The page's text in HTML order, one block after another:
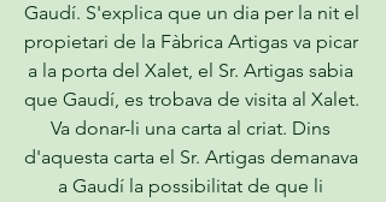
Gaudí. S'explica que un dia per la nit el
propietari de la Fàbrica Artigas va picar
a la porta del Xalet, el Sr. Artigas sabia
que Gaudí, es trobava de visita al Xalet.
Va donar-li una carta al criat. Dins
d'aquesta carta el Sr. Artigas demanava
a Gaudí la possibilitat de que li